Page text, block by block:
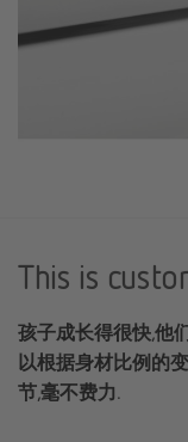
This is
孩子成长得很快,他
以根据身材比例的
节,毫不费力.